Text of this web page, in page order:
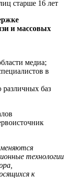
старше 16 лет
и массовых
медиа;
в
различных баз
технологии
к